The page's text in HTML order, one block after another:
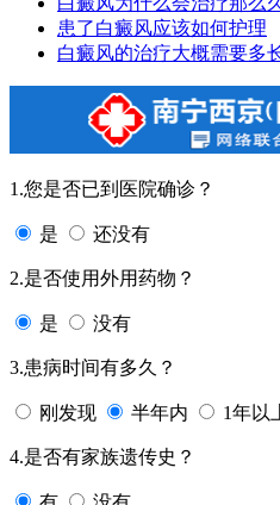
患了白癜风应该如何护理
白癜风的治疗大概需要多
1.您是否已到医院确诊？
是 还没有
2.是否使用外用药物？
是 没有
3.患病时间有多久？
刚发现 半年内 1年以
4.是否有家族遗传史？